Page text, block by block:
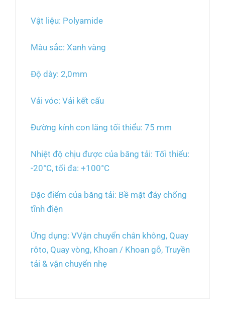
Vật liệu: Polyamide
Màu sắc: Xanh vàng
Độ dày: 2,0mm
Vải vóc: Vải kết cấu
Đường kính con lăng tối thiểu: 75 mm
Nhiệt độ chịu được của băng tải: Tối thiểu:
-20°C, tối đa: +100°C
Đặc điểm của băng tải: Bề mặt đáy chống
tĩnh điện
Ứng dụng: VVận chuyển chân không, Quay
rôto, Quay vòng, Khoan / Khoan gỗ, Truyền
tải & vận chuyển nhẹ